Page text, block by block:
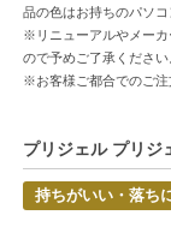
LED：約30秒
【商品の特徴】
透明感-色合いが美
発色の良さ-鮮やか
【こんな方へおすす
品の色はお持ちのパソ
※リニューアルやメーカ
ので予めご了承ください
※お客様ご都合でのご注
プリジェル プリジ
持ちがいい・落ち